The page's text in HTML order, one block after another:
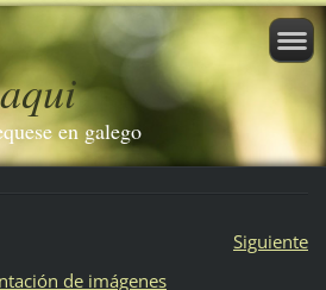
en galego
Siguiente
de imágenes